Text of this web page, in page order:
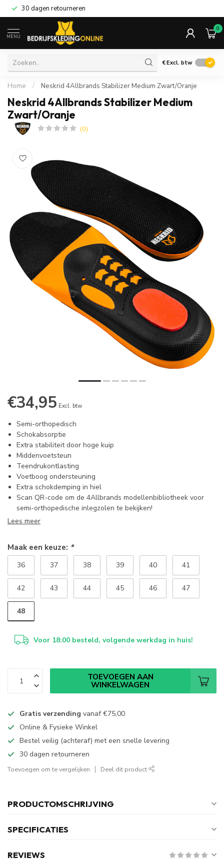
30 dagen retourneren
MENU
0
€Excl. btw
Home / Neskrid 4Allbrands Stabilizer Medium Zwart/Oranje
Neskrid 4Allbrands Stabilizer Medium
Zwart/Oranje
(0)
€34,95 Excl. btw
Semi-orthopedisch
Schokabsorptie
Extra stabiliteit door hoge kuip
Middenvoetsteun
Teendrukontlasting
Voetboog ondersteuning
Extra schokdemping in hiel
Scan QR-code om de 4Allbrands modellenbibliotheek voor
semi-orthopedische inlegzolen te bekijken!
Lees meer
Maak een keuze: *
36 37 38 39 40 41
42 43 44 45 46 47
48
Voor 18:00 besteld, volgende werkdag in huis!
TOEVOEGEN AAN
WINKELWAGEN
Gratis verzending vanaf€75,00
Online & Fysieke Winkel
Bestel veilig (achteraf) met een snelle levering
30 dagen retourneren
Toevoegen om te vergelijken Deel dit product
PRODUCTOMSCHRIJVING
SPECIFICATIES
REVIEWS